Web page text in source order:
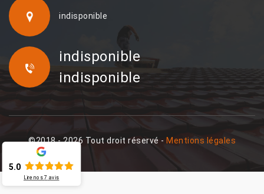
indisponible
indisponible
indisponible
©2018 - 2026 Tout droit réservé - Mentions légales
5.0
Lire nos 7 avis